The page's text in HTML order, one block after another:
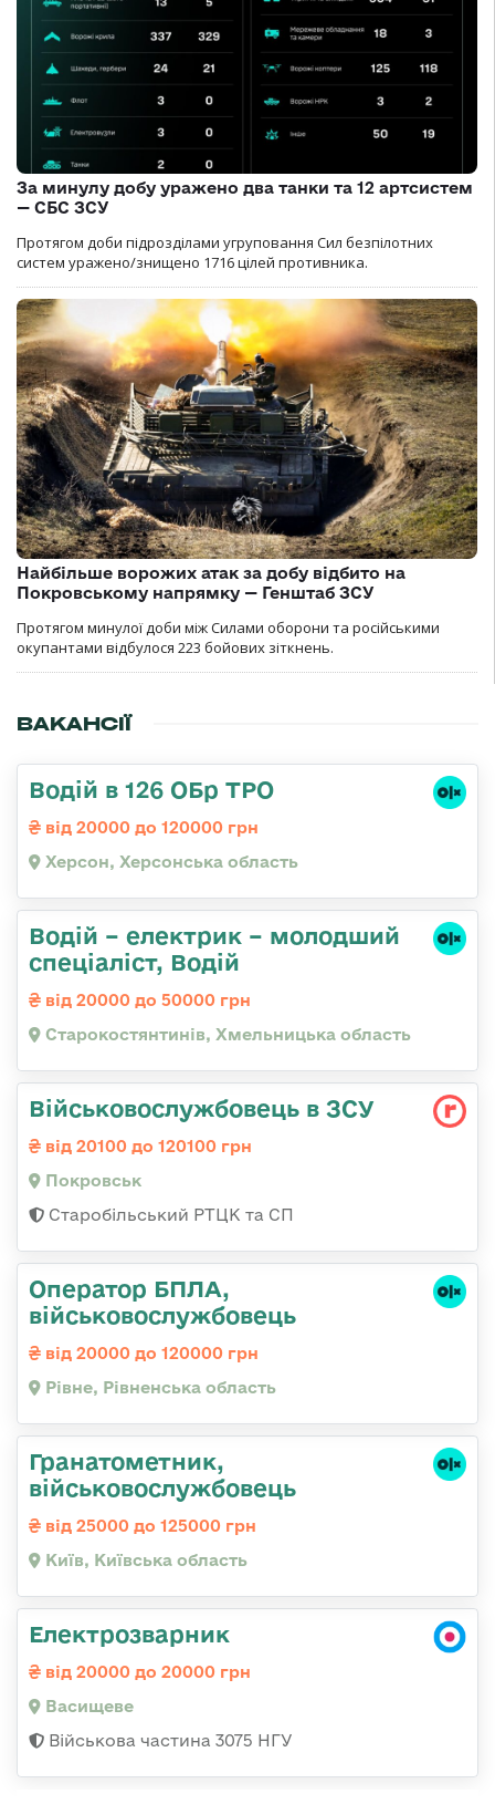
За минулу добу уражено два танки та 12 артсистем
— СБС ЗСУ
Протягом доби підрозділами угруповання Сил безпілотних
систем уражено/знищено 1716 цілей противника.
Найбільше ворожих атак за добу відбито на
Покровському напрямку — Генштаб ЗСУ
Протягом минулої доби між Силами оборони та російськими
окупантами відбулося 223 бойових зіткнень.
ВАКАНСІЇ
Водій в 126 ОБр ТРО
від 20000 до 120000 грн
Херсон, Херсонська область
Водій – електрик – молодший
спеціаліст, Водій
від 20000 до 50000 грн
Старокостянтинів, Хмельницька область
Військовослужбовець в ЗСУ
від 20100 до 120100 грн
Покровськ
Старобільський РТЦК та СП
Оператор БПЛА,
військовослужбовець
від 20000 до 120000 грн
Рівне, Рівненська область
Гранатометник,
військовослужбовець
від 25000 до 125000 грн
Київ, Київська область
Електрозварник
від 20000 до 20000 грн
Васищеве
Військова частина 3075 НГУ